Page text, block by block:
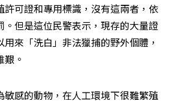
許可證和專用標識，沒有這兩者，依
。但是這位民警表示，現存的大量證
來「洗白」非法獵捕的野外個體，
。
敏感的動物，在人工環境下很難繁殖